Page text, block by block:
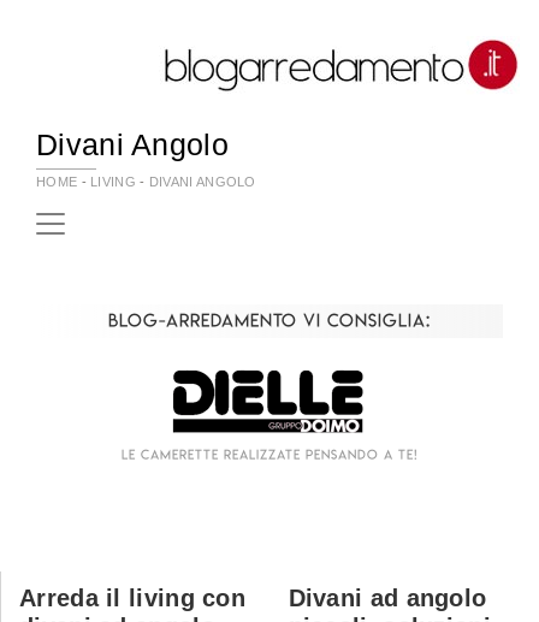
Divani Angolo
HOME - LIVING - DIVANI ANGOLO
Blog-Arredamento vi consiglia:
Le camerette realizzate pensando a te!
Arreda il living con
Divani ad angolo